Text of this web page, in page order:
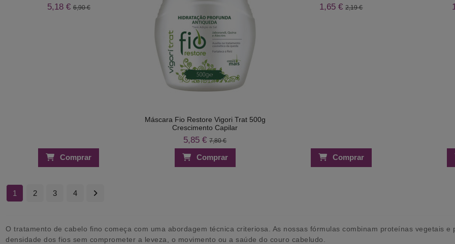
5,18 € 6,90 €
Comprar
Máscara Fio Restore Vigori Trat 500g
Crescimento Capilar
5,85 €7,80 €
Comprar
1,65 €2,19 €
Comprar
1 2 3 4
O tratamento de cabelo fino começa com uma abordagem técnica criteriosa. As nossas fórmulas combinam proteínas vegetais
densidade dos fios sem comprometer a leveza, o movimento ou a saúde do couro cabeludo.